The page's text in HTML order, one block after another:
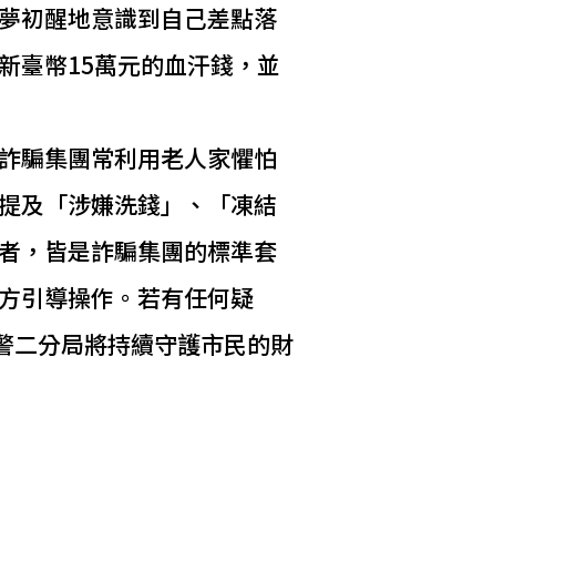
初醒地意識到自己差點落
臺幣15萬元的血汗錢，並
騙集團常利用老人家懼怕
及「涉嫌洗錢」、「凍結
，皆是詐騙集團的標準套
引導操作。若有任何疑
二分局將持續守護市民的財